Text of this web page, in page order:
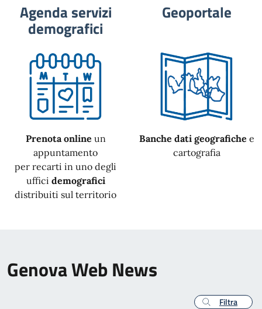
Agenda servizi
demografici
Prenota online un
appuntamento
per recarti in uno degli
uffici demografici
distribuiti sul territorio
Geoportale
Banche dati geografiche e
cartografia
Genova Web News
Filtra